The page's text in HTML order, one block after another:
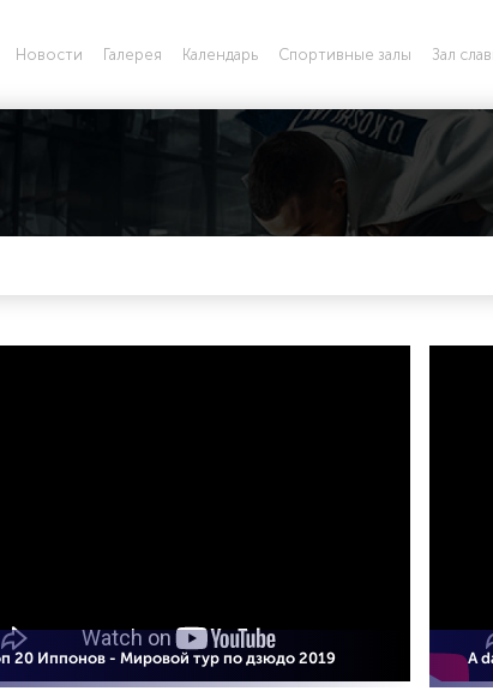
Новости Галерея Календарь Спортивные залы Зал
20 Иппонов - Мировой тур по дзюдо 2019 A